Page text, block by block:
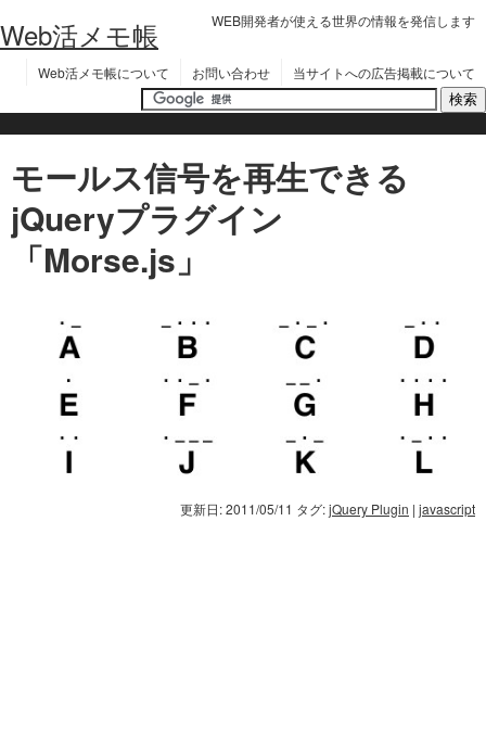
Web活メモ帳 WEB開発者が使える世界の情報を発信します
Web活メモ帳について お問い合わせ 当サイトへの広告掲載について
モールス信号を再生できる
jQueryプラグイン
「Morse.js」
更新日: 2011/05/11 タグ:jQuery Plugin | javascript